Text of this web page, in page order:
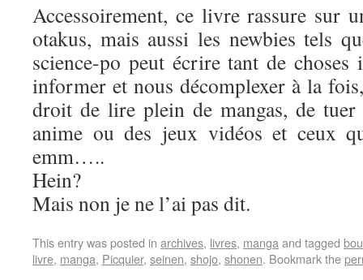
Accessoirement, ce livre rassure sur
otakus, mais aussi les newbies tels
science-po peut écrire tant de choses
informer et nous décomplexer à la
droit de lire plein de mangas, de tuer
anime ou des jeux vidéos et ceux
emm…..
Hein?
Mais non je ne l’ai pas dit.
This entry was posted in archives, livres, manga and tagged
livre, manga, Picquier, seinen, shojo, shonen. Bookmark the